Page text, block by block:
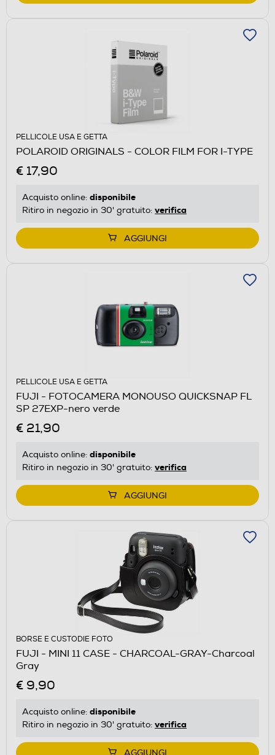
PELLICOLE USA E GETTA
POLAROID ORIGINALS - COLOR FILM FOR I-TYPE
€ 17,90
Acquisto online: disponibile
Ritiro in negozio in 30' gratuito: verifica
AGGIUNGI
PELLICOLE USA E GETTA
FUJI - FOTOCAMERA MONOUSO QUICKSNAP FL
SP 27EXP-nero verde
€ 21,90
Acquisto online: disponibile
Ritiro in negozio in 30' gratuito: verifica
AGGIUNGI
BORSE E CUSTODIE FOTO
FUJI - MINI 11 CASE - CHARCOAL-GRAY-Charcoal
Gray
€ 9,90
Acquisto online: disponibile
Ritiro in negozio in 30' gratuito: verifica
AGGIUNGI